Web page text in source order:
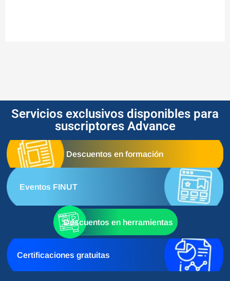
Servicios exclusivos disponibles para
suscriptores Advance
Descuentos en formación
Eventos FINUT
Descuentos en herramientas
Certificaciones gratuitas